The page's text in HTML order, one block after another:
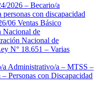
2026 – Becario/a
con discapacidad
06 Ventas Básico
Nacional de
Nacional de
N° 18.651 – Varias
a Administrativo/a – MTSS –
Personas con Discapacidad